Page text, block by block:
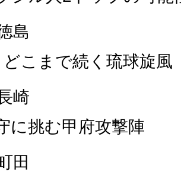
島
こまで続く琉球旋風
崎
に挑む甲府攻撃陣
田